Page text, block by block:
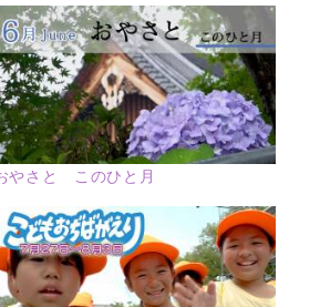
やさと このひと月